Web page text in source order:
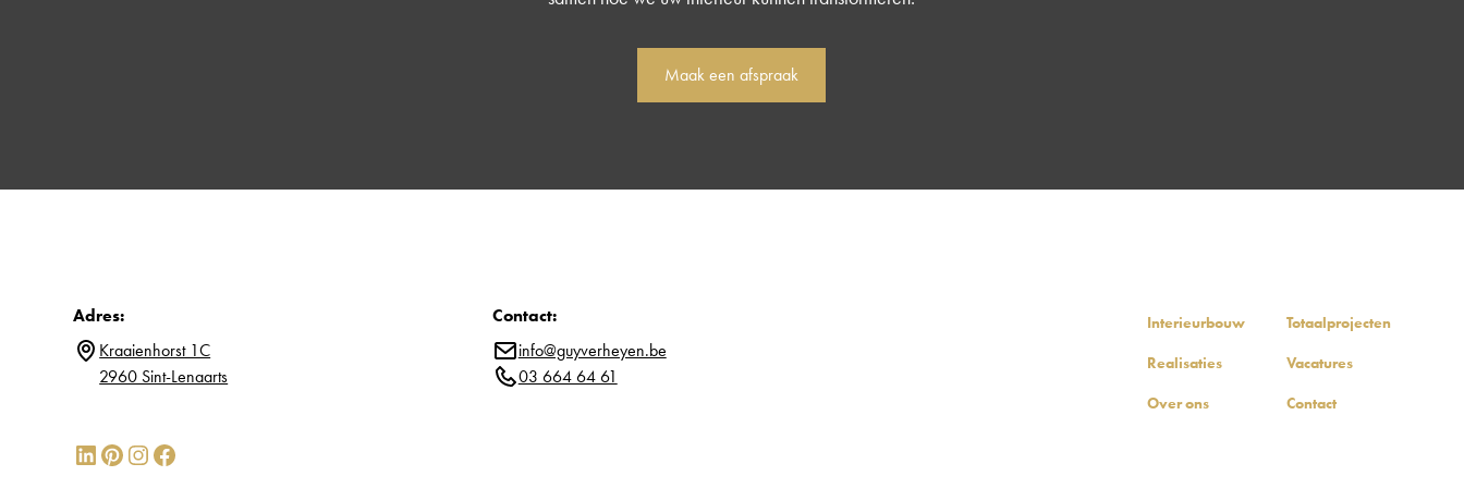
Maak een afspraak
Adres:
Kraaienhorst 1C
2960 Sint-Lenaarts
Contact:
info@guyverheyen.be
03 664 64 61
Interieurbouw Totaalprojecten
Realisaties Vacatures
Over ons Contact